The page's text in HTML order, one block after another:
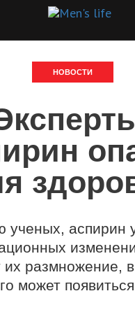
НОВОСТИ
ученых, аспирин
их размножение, в
может